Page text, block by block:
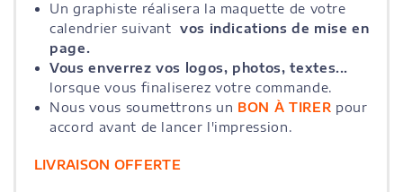
Un graphiste réalisera la maquette de votre
calendrier suivant vos indications de mise en
page.
Vous enverrez vos logos, photos, textes...
lorsque vous finaliserez votre commande.
Nous vous soumettrons un BON À TIRER pour
accord avant de lancer l'impression.
LIVRAISON OFFERTE